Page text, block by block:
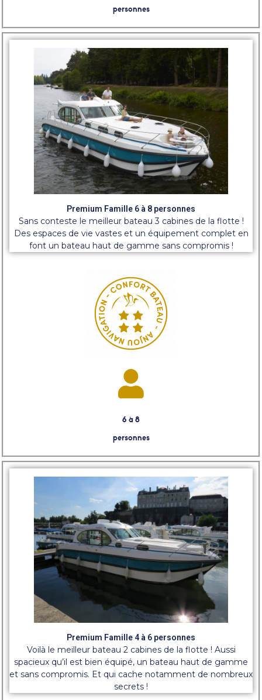
personnes
Premium Famille 6 à 8 personnes
Sans conteste le meilleur bateau 3 cabines de la flotte !
Des espaces de vie vastes et un équipement complet en
font un bateau haut de gamme sans compromis !
6 à 8
personnes
Premium Famille 4 à 6 personnes
Voilà le meilleur bateau 2 cabines de la flotte ! Aussi
spacieux qu’il est bien équipé, un bateau haut de gamme
et sans compromis. Et qui cache notamment de nombreux
secrets !